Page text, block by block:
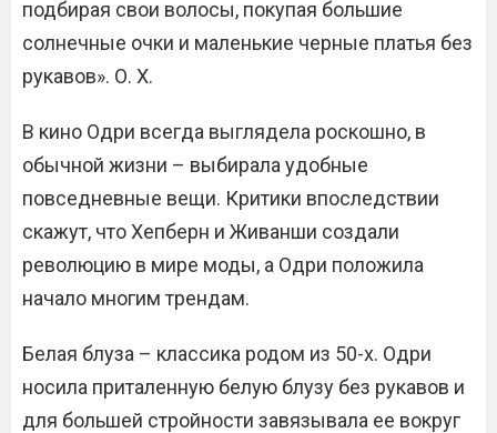
подбирая свои волосы, покупая большие
солнечные очки и маленькие черные платья без
рукавов». О. Х.
В кино Одри всегда выглядела роскошно, в
обычной жизни – выбирала удобные
повседневные вещи. Критики впоследствии
скажут, что Хепберн и Живанши создали
революцию в мире моды, а Одри положила
начало многим трендам.
Белая блуза – классика родом из 50-х. Одри
носила приталенную белую блузу без рукавов и
для большей стройности завязывала ее вокруг